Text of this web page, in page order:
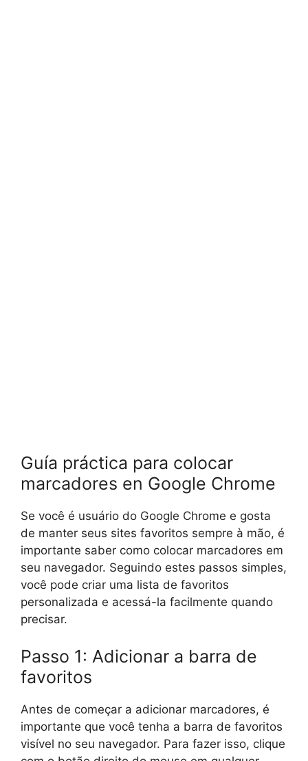
Guía práctica para colocar
marcadores en Google Chrome
Se você é usuário do Google Chrome e gosta
de manter seus sites favoritos sempre à mão, é
importante saber como colocar marcadores em
seu navegador. Seguindo estes passos simples,
você pode criar uma lista de favoritos
personalizada e acessá-la facilmente quando
precisar.
Passo 1: Adicionar a barra de
favoritos
Antes de começar a adicionar marcadores, é
importante que você tenha a barra de favoritos
visível no seu navegador. Para fazer isso, clique